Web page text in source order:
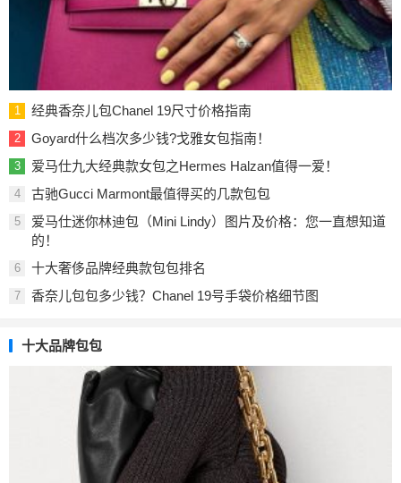
1 经典香奈儿包Chanel 19尺寸价格指南
2 Goyard什么档次多少钱?戈雅女包指南！
3 爱马仕九大经典款女包之Hermes Halzan值得一爱！
4 古驰Gucci Marmont最值得买的几款包包
5
爱马仕迷你林迪包（Mini Lindy）图片及价格：您一直想知道
的！
6 十大奢侈品牌经典款包包排名
7 香奈儿包包多少钱？Chanel 19号手袋价格细节图
十大品牌包包